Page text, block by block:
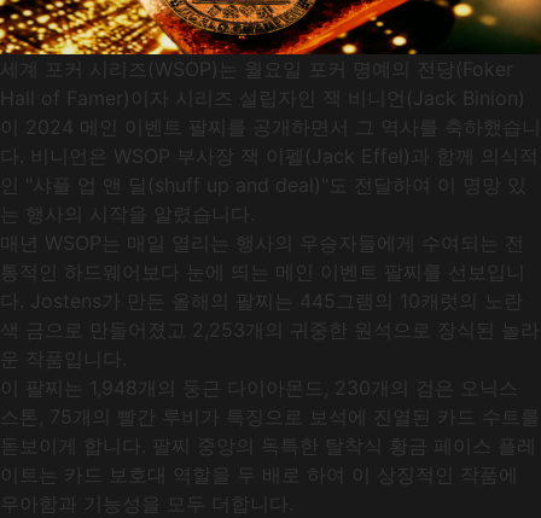
세계 포커 시리즈(WSOP)는 월요일 포커 명예의 전당(Foker
Hall of Famer)이자 시리즈 설립자인 잭 비니언(Jack Binion)
이 2024 메인 이벤트 팔찌를 공개하면서 그 역사를 축하했습니
다. 비니언은 WSOP 부사장 잭 이펠(Jack Effel)과 함께 의식적
인 "샤플 업 앤 딜(shuff up and deal)"도 전달하여 이 명망 있
는 행사의 시작을 알렸습니다.
매년 WSOP는 매일 열리는 행사의 우승자들에게 수여되는 전
통적인 하드웨어보다 눈에 띄는 메인 이벤트 팔찌를 선보입니
다. Jostens가 만든 올해의 팔찌는 445그램의 10캐럿의 노란
색 금으로 만들어졌고 2,253개의 귀중한 원석으로 장식된 놀라
운 작품입니다.
이 팔찌는 1,948개의 둥근 다이아몬드, 230개의 검은 오닉스
스톤, 75개의 빨간 루비가 특징으로 보석에 진열된 카드 수트를
돋보이게 합니다. 팔찌 중앙의 독특한 탈착식 황금 페이스 플레
이트는 카드 보호대 역할을 두 배로 하여 이 상징적인 작품에
우아함과 기능성을 모두 더합니다.